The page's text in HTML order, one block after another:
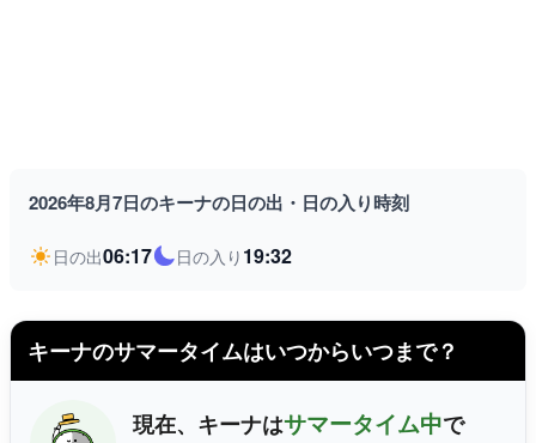
2026年8月7日のキーナの日の出・日の入り時刻
日の出06:17 日の入り 19:32
キーナのサマータイムはいつからいつまで？
現在、キーナはサマータイム中で